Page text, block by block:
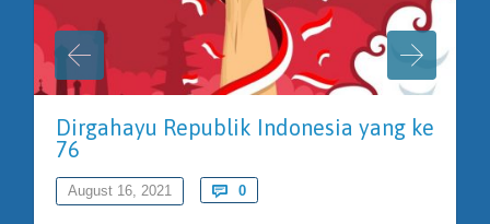
Dirgahayu Republik Indonesia yang ke
76
August 16, 2021  0Comments